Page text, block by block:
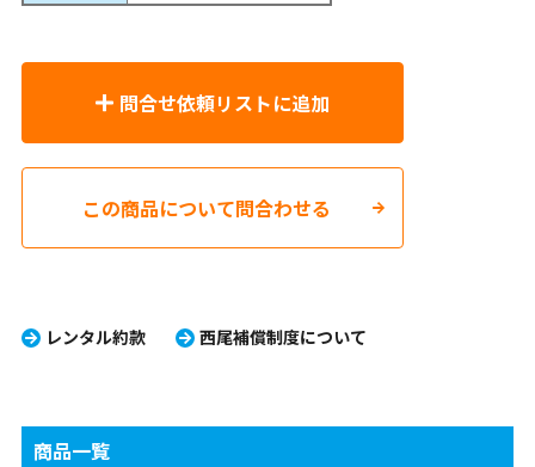
問合せ依頼リストに追加
この商品について問合わせる
レンタル約款 西尾補償制度について
商品一覧